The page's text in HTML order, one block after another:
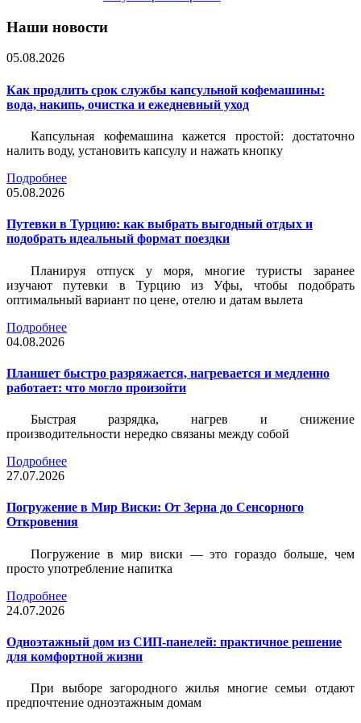
Наши новости
05.08.2026
Как продлить срок службы капсульной кофемашины:
вода, накипь, очистка и ежедневный уход
Капсульная кофемашина кажется простой: достаточно
налить воду, установить капсулу и нажать кнопку
Подробнее
05.08.2026
Путевки в Турцию: как выбрать выгодный отдых и
подобрать идеальный формат поездки
Планируя отпуск у моря, многие туристы заранее
изучают путевки в Турцию из Уфы, чтобы подобрать
оптимальный вариант по цене, отелю и датам вылета
Подробнее
04.08.2026
Планшет быстро разряжается, нагревается и медленно
работает: что могло произойти
Быстрая разрядка, нагрев и снижение
производительности нередко связаны между собой
Подробнее
27.07.2026
Погружение в Мир Виски: От Зерна до Сенсорного
Откровения
Погружение в мир виски — это гораздо больше, чем
просто употребление напитка
Подробнее
24.07.2026
Одноэтажный дом из СИП-панелей: практичное решение
для комфортной жизни
При выборе загородного жилья многие семьи отдают
предпочтение одноэтажным домам